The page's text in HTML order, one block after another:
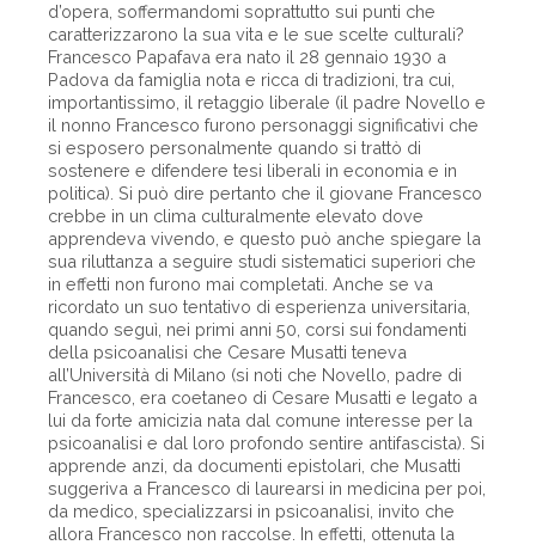
d’opera, soffermandomi soprattutto sui punti che
caratterizzarono la sua vita e le sue scelte culturali?
Francesco Papafava era nato il 28 gennaio 1930 a
Padova da famiglia nota e ricca di tradizioni, tra cui,
importantissimo, il retaggio liberale (il padre Novello e
il nonno Francesco furono personaggi significativi che
si esposero personalmente quando si trattò di
sostenere e difendere tesi liberali in economia e in
politica). Si può dire pertanto che il giovane Francesco
crebbe in un clima culturalmente elevato dove
apprendeva vivendo, e questo può anche spiegare la
sua riluttanza a seguire studi sistematici superiori che
in effetti non furono mai completati. Anche se va
ricordato un suo tentativo di esperienza universitaria,
quando seguì, nei primi anni 50, corsi sui fondamenti
della psicoanalisi che Cesare Musatti teneva
all’Università di Milano (si noti che Novello, padre di
Francesco, era coetaneo di Cesare Musatti e legato a
lui da forte amicizia nata dal comune interesse per la
psicoanalisi e dal loro profondo sentire antifascista). Si
apprende anzi, da documenti epistolari, che Musatti
suggeriva a Francesco di laurearsi in medicina per poi,
da medico, specializzarsi in psicoanalisi, invito che
allora Francesco non raccolse. In effetti, ottenuta la